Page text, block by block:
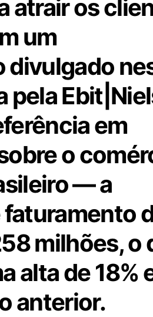
atrair os
um
divulgado
pela
em
o
— a
milhões, o
alta de 18%
anterior.